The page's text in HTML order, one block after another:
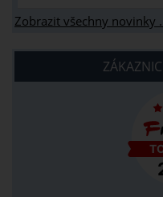
Zobrazit všechny novinky